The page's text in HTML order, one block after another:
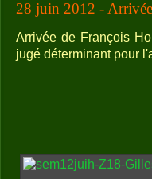
28 juin 2012 -
Arrivée de François
jugé déterminant pour